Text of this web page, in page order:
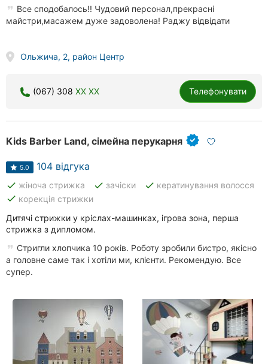
Суми
Ужгород
Карпати
Все сподобалось!! Чудовий персонал,прекрасні
майстри,масажем дуже задоволена! Раджу відвідати
Ольжича, 2, район Центр
(067) 308 XX XX Телефонувати
Kids Barber Land, сімейна перукарня
5.0 104 відгука
done жіноча стрижка done зачіски done кератинування волосся
done корекція стрижки
Дитячі стрижки у кріслах-машинках, ігрова зона, перша
стрижка з дипломом.
Стригли хлопчика 10 років. Роботу зробили бистро, якісно
а головне саме так і хотіли ми, клієнти. Рекомендую. Все
супер.